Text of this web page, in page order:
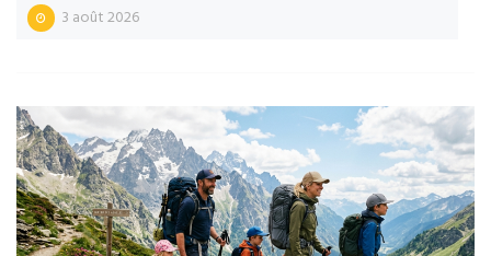
3 août 2026